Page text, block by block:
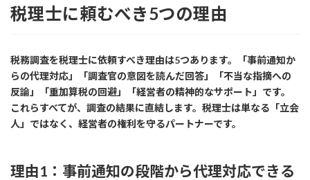
税理士に頼むべき5つの理由
税務調査を税理士に依頼すべき理由は5つあります。「事前通知か
らの代理対応」「調査官の意図を読んだ回答」「不当な指摘への
反論」「重加算税の回避」「経営者の精神的なサポート」です。
これらすべてが、調査の結果に直結します。税理士は単なる「立会
人」ではなく、経営者の権利を守るパートナーです。
理由1：事前通知の段階から代理対応できる